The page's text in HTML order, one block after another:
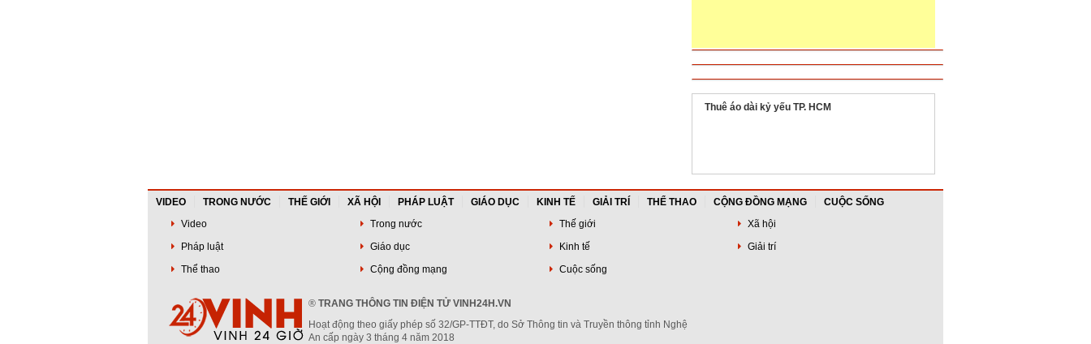
Thuê áo dài kỷ yếu TP. HCM
VIDEO TRONG NƯỚC THẾ GIỚI XÃ HỘI PHÁP LUẬT GIÁO DỤC KINH TẾ GIẢI TRÍ THỂ THAO CỘNG ĐỒNG MẠNG
CUỘC SỐNG
Video
Trong nước Thế giới
Xã hội
Pháp luật
Giáo dục Kinh tế
Giải trí
Thể thao
Cộng đồng mạng Cuộc sống
® TRANG THÔNG TIN ĐIỆN TỬ VINH24H.VN
Hoạt động theo giấy phép số 32/GP-TTĐT, do Sở Thông tin và Truyền thông tỉnh Nghệ
An cấp ngày 3 tháng 4 năm 2018